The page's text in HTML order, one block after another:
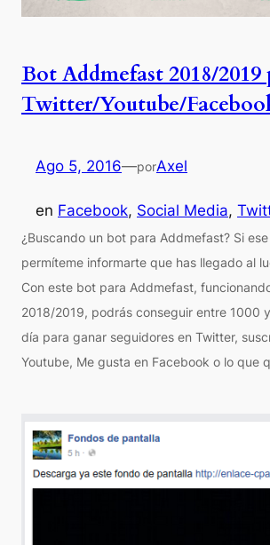
Bot Addmefast 2018/2019
Twitter/Youtube/
Ago 5, 2016—porAxel
en Facebook, Social Media,
¿Buscando un bot para Addmefast? Si
permíteme informarte que has llegado al
Con este bot para Addmefast,
2018/2019, podrás conseguir entre 1000
día para ganar seguidores en Twitter,
Youtube, Me gusta en Facebook o lo que